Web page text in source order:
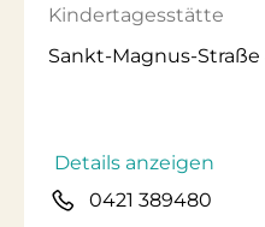
Kindertagesstätte
Sankt-Magnus-Straße
Details anzeigen
0421 389480